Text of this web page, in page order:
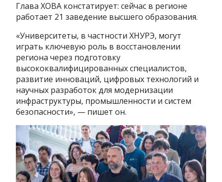
Глава ХОВА констатирует: сейчас в регионе
работает 21 заведение высшего образования.
«Университеты, в частности ХНУРЭ, могут
играть ключевую роль в восстановлении
региона через подготовку
высококвалифицированных специалистов,
развитие инноваций, цифровых технологий и
научных разработок для модернизации
инфраструктуры, промышленности и систем
безопасности», — пишет он.